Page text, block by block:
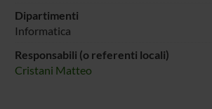
Dipartimenti
Informatica
Responsabili (o referenti locali)
Cristani Matteo